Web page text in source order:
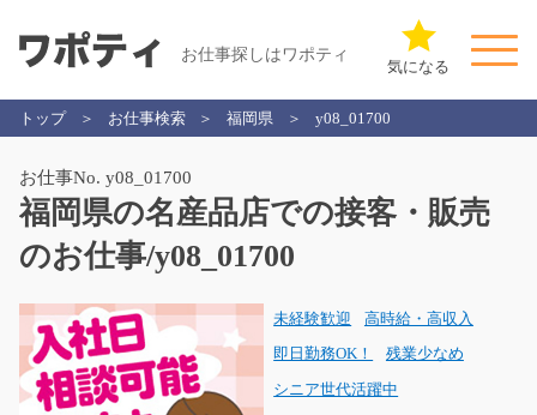
お仕事探しはワポティ
気になる
トップ お仕事検索 福岡県 y08_01700
お仕事No. y08_01700
福岡県の名産品店での接客・販売
のお仕事/y08_01700
未経験歓迎 高時給・高収入
即日勤務OK！ 残業少なめ
シニア世代活躍中